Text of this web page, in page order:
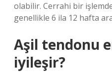
olabilir. Cerrahi bir
genellikle 6 ila 12 hafta
Aşil tendonu
iyileşir?